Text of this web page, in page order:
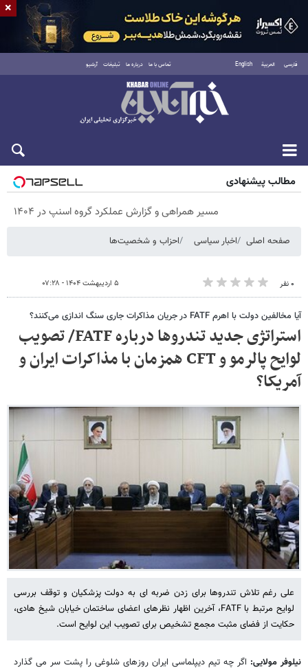
فارسی العربية English تماس با ما درباره ما تبلیغات آرشیو
پنجشنبه ۱۵ مرداد ۱۴۰۵
مطالب پیشنهادی
مسیر همراهی و گزارش عملکرد گروه اسنپ در ۱۴۰۴
صفحه اصلی اخبار سیاسی احزاب و شخصیت‌ها
۰ نفر ۵ اردیبهشت ۱۴۰۴ - ۰۷:۲۸
آیا مخالفین دولت با اهرم FATF در جریان مذاکرات جاری سنگ اندازی می‌کنند؟
استراتژی جدید تندروها درباره FATF/ تصویب
لوایح پالرمو و CFT همزمان با مذاکرات ایران و
آمریکا؟
علی رغم تلاش تندروها برای زدن ضربه ای به دولت پزشکیان و توقف بررسی
لوایح مرتبط با FATF، آخرین اظهار نظرهای اعضای ساختمان خیابان شیخ هادی،
حکایت از فضای مثبت مجمع تشخیص برای تصویب این لوایح است.
نیلوفر مولایی: اگر چه تیم دیپلماسی ایران روزهای شلوغی را پشت سر می گذارد
×